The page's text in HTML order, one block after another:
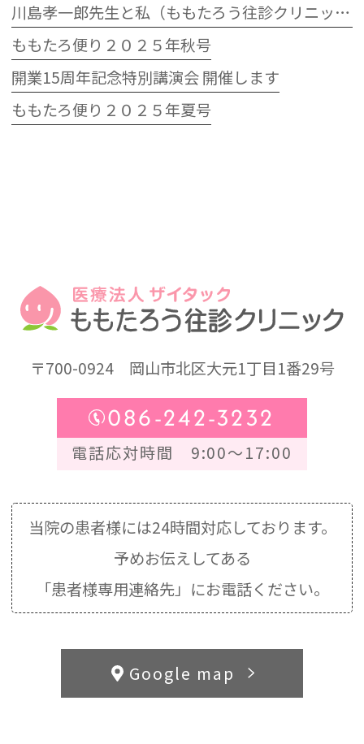
川島孝一郎先生と私（ももたろう往診クリニック開院15周年記念特別講演会）
ももたろ便り２０２５年秋号
開業15周年記念特別講演会 開催します
ももたろ便り２０２５年夏号
〒700-0924岡山市北区大元1丁目1番29号
086-242-3232
電話応対時間 9:00～17:00
当院の患者様には24時間対応しております。
予めお伝えしてある
「患者様専用連絡先」にお電話ください。
Google map